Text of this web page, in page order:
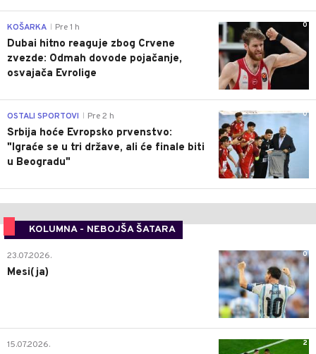
0
KOŠARKA Pre 1 h
Dubai hitno reaguje zbog Crvene
zvezde: Odmah dovode pojačanje,
osvajača Evrolige
0
OSTALI SPORTOVI Pre 2 h
Srbija hoće Evropsko prvenstvo:
"Igraće se u tri države, ali će finale biti
u Beogradu"
KOLUMNA - NEBOJŠA ŠATARA
0
23.07.2026.
Mesi(ja)
2
15.07.2026.